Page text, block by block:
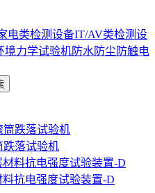
电类检测设备IT/AV类检测设
境力学试验机防水防尘防触电
跌落试验机
料抗电强度试验装置-D